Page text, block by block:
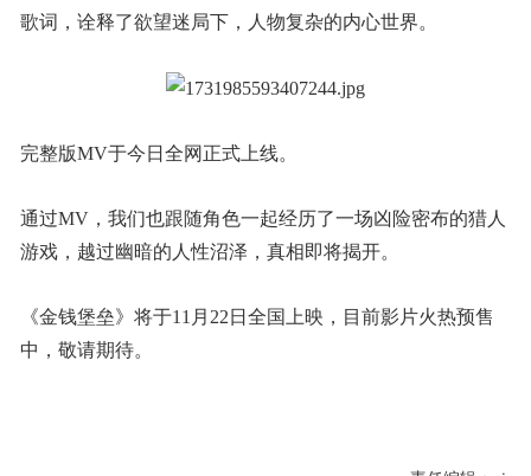
歌词，诠释了欲望迷局下，人物复杂的内心世界。
完整版MV于今日全网正式上线。
通过MV，我们也跟随角色一起经历了一场凶险密布的猎人
游戏，越过幽暗的人性沼泽，真相即将揭开。
《金钱堡垒》将于11月22日全国上映，目前影片火热预售
中，敬请期待。